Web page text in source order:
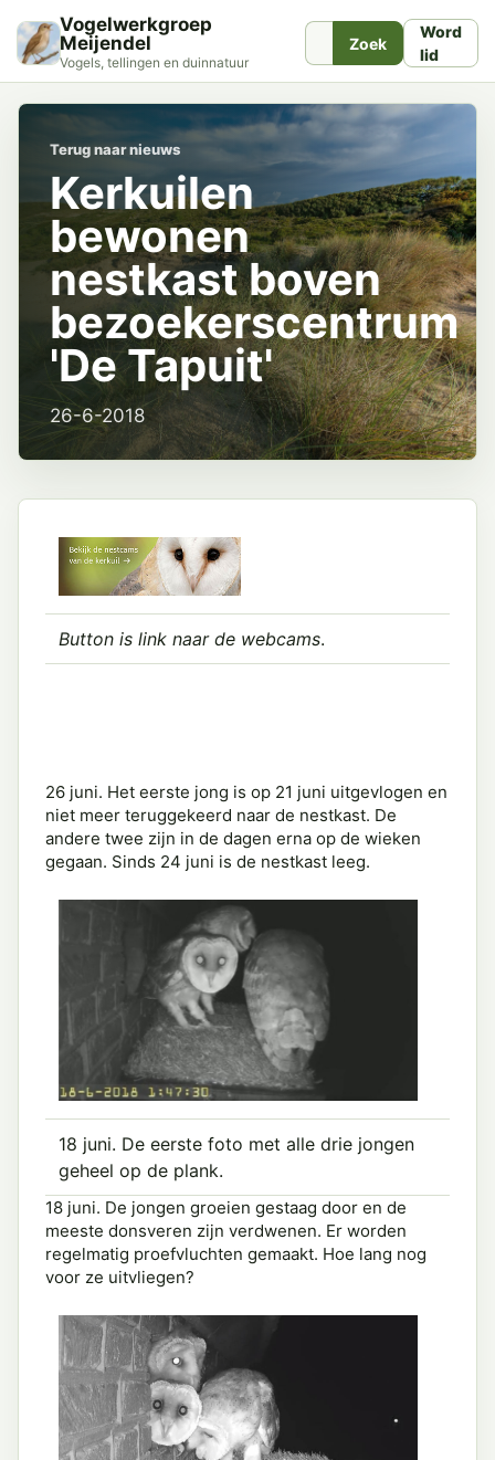
Vogelwerkgroep
Meijendel
Vogels, tellingen en duinnatuur
Zoek
Word
lid
Terug naar nieuws
Kerkuilen
bewonen
nestkast boven
bezoekerscentrum
'De Tapuit'
26-6-2018
Button is link naar de webcams.
26 juni. Het eerste jong is op 21 juni uitgevlogen en
niet meer teruggekeerd naar de nestkast. De
andere twee zijn in de dagen erna op de wieken
gegaan. Sinds 24 juni is de nestkast leeg.
18 juni. De eerste foto met alle drie jongen
geheel op de plank.
18 juni. De jongen groeien gestaag door en de
meeste donsveren zijn verdwenen. Er worden
regelmatig proefvluchten gemaakt. Hoe lang nog
voor ze uitvliegen?